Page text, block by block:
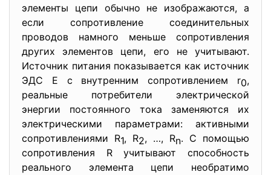
элементы цепи обычно не изображаются, а
если сопротивление соединительных
проводов намного меньше сопротивления
других элементов цепи, его не учитывают.
Источник питания показывается как источник
ЭДС E с внутренним сопротивлением r0,
реальные потребители электрической
энергии постоянного тока заменяются их
электрическими параметрами: активными
сопротивлениями R1, R2, …, Rn. С помощью
сопротивления R учитывают способность
реального элемента цепи необратимо